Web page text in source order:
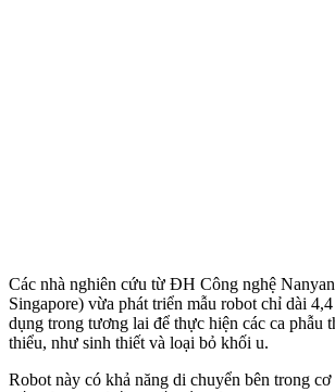
Các nhà nghiên cứu từ ĐH Công nghệ
Singapore) vừa phát triển mẫu robot chỉ dài
dụng trong tương lai để thực hiện các ca phẫu
thiểu, như sinh thiết và loại bỏ khối u.
Robot này có khả năng di chuyển bên trong